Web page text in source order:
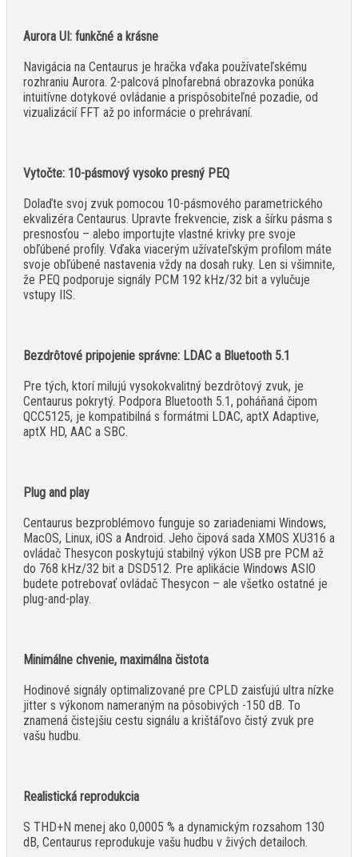
Aurora UI: funkčné a krásne
Navigácia na Centaurus je hračka vďaka používateľskému
rozhraniu Aurora. 2-palcová plnofarebná obrazovka ponúka
intuitívne dotykové ovládanie a prispôsobiteľné pozadie, od
vizualizácií FFT až po informácie o prehrávaní.
Vytočte: 10-pásmový vysoko presný PEQ
Dolaďte svoj zvuk pomocou 10-pásmového parametrického
ekvalizéra Centaurus. Upravte frekvencie, zisk a šírku pásma s
presnosťou – alebo importujte vlastné krivky pre svoje
obľúbené profily. Vďaka viacerým užívateľským profilom máte
svoje obľúbené nastavenia vždy na dosah ruky. Len si všimnite,
že PEQ podporuje signály PCM 192 kHz/32 bit a vylučuje
vstupy IIS.
Bezdrôtové pripojenie správne: LDAC a Bluetooth 5.1
Pre tých, ktorí milujú vysokokvalitný bezdrôtový zvuk, je
Centaurus pokrytý. Podpora Bluetooth 5.1, poháňaná čipom
QCC5125, je kompatibilná s formátmi LDAC, aptX Adaptive,
aptX HD, AAC a SBC.
Plug and play
Centaurus bezproblémovo funguje so zariadeniami Windows,
MacOS, Linux, iOS a Android. Jeho čipová sada XMOS XU316 a
ovládač Thesycon poskytujú stabilný výkon USB pre PCM až
do 768 kHz/32 bit a DSD512. Pre aplikácie Windows ASIO
budete potrebovať ovládač Thesycon – ale všetko ostatné je
plug-and-play.
Minimálne chvenie, maximálna čistota
Hodinové signály optimalizované pre CPLD zaisťujú ultra nízke
jitter s výkonom nameraným na pôsobivých -150 dB. To
znamená čistejšiu cestu signálu a krištáľovo čistý zvuk pre
vašu hudbu.
Realistická reprodukcia
S THD+N menej ako 0,0005 % a dynamickým rozsahom 130
dB, Centaurus reprodukuje vašu hudbu v živých detailoch.